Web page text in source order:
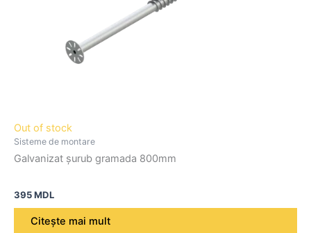
Out of stock
Sisteme de montare
Galvanizat șurub gramada 800mm
395MDL
Citește mai mult